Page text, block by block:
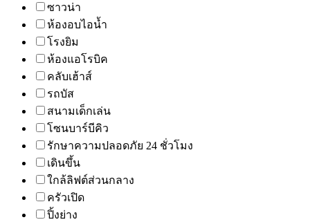
ซาวน่า
ห้องอบไอน้ำ
โรงยิม
ห้องแอโรบิค
คลับเฮ้าส์
รถบัส
สนามเด็กเล่น
โซนบาร์บีคิว
รักษาความปลอดภัย 24 ชั่วโมง
เดินขึ้น
ใกล้ลิฟต์ส่วนกลาง
ครัวเปิด
ปิ้งย่าง